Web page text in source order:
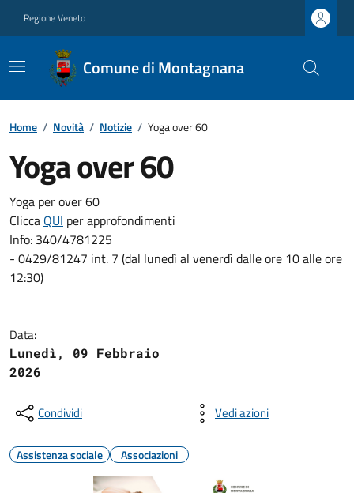
Regione Veneto
Comune di Montagnana
Home / Novità / Notizie / Yoga over 60
Yoga over 60
Yoga per over 60
Clicca QUI per approfondimenti
Info: 340/4781225
- 0429/81247 int. 7 (dal lunedì al venerdì dalle ore 10 alle ore
12:30)
Data:
Lunedì, 09 Febbraio
2026
Condividi Vedi azioni
Assistenza sociale Associazioni